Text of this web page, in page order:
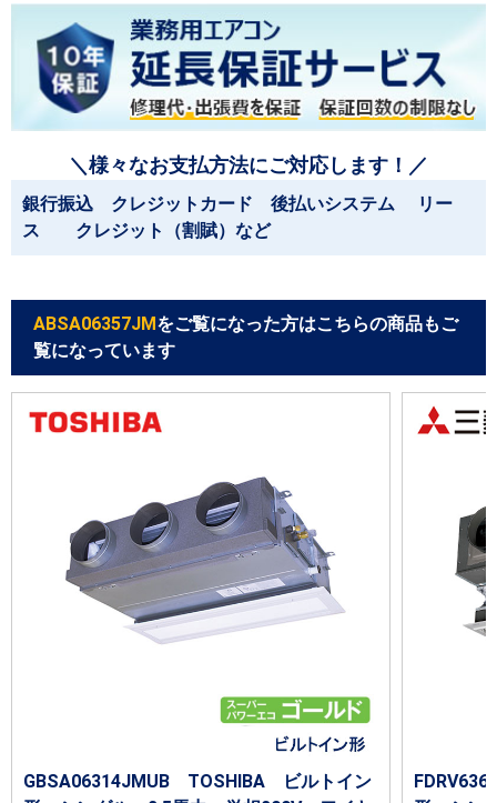
＼様々なお支払方法にご対応します！／
銀行振込 クレジットカード 後払いシステム リー
ス クレジット（割賦）など
ABSA06357JM をご覧になった方はこちらの商品もご
覧になっています
GBSA06314JMUB TOSHIBA ビルトイン